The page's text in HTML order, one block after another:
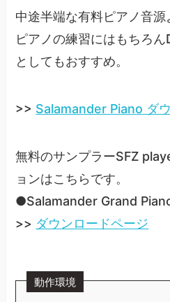
中途半端な有料ピアノ音源
ピアノの練習にはもちろ
としてもおすすめ。
>> Salamander Piano ダ
無料のサンプラーSFZ
ョンはこちらです。
●Salamander Grand
>> ダウンロードページ
動作環境